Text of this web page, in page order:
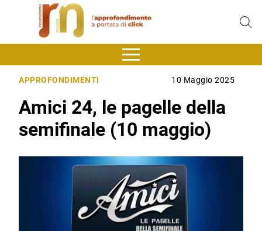
APPROFONDIMENTI 10 Maggio 2025
Amici 24, le pagelle della
semifinale (10 maggio)